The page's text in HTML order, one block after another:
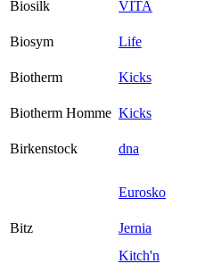
Biosilk VITA
Biosym
Life
Biotherm
Kicks
Biotherm Homme Kicks
Birkenstock
dna
Eurosko
Bitz
Jernia
Kitch'n